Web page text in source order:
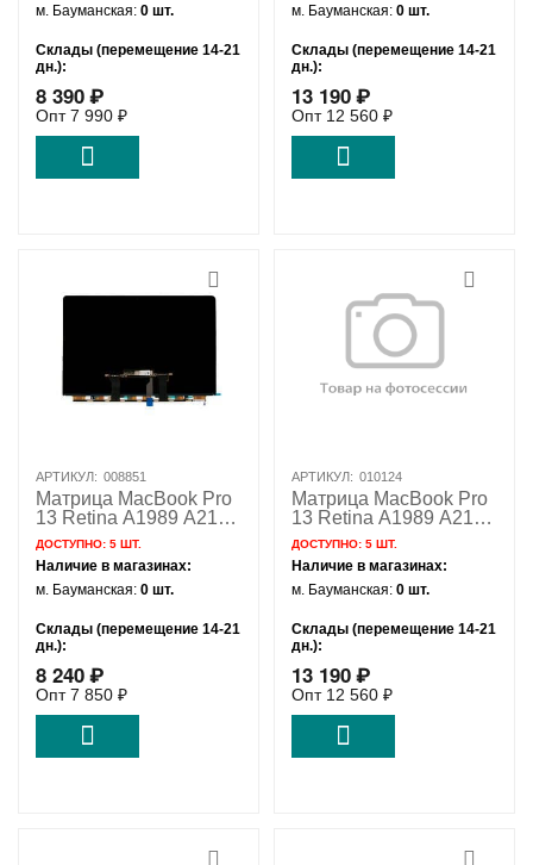
м. Бауманская:0 шт.
Склады (перемещение 14-21
дн.):
Удаленный склад:
8 390₽
Опт7 990 ₽
м. Бауманская:0 шт.
Склады (перемещение 14-21
дн.):
Удаленный склад:
13 190₽
Опт 12 560 ₽
АРТИКУЛ: 008851
Матрица MacBook Pro
13 Retina A1989 A2159
A2251 A2289 / AAA
ДОСТУПНО:5 ШТ.
Наличие в магазинах:
м. Бауманская:0 шт.
Склады (перемещение 14-21
дн.):
Удаленный склад:
8 240₽
Опт7 850 ₽
АРТИКУЛ: 010124
Матрица MacBook Pro
13 Retina A1989 A2159
A2251 A2289 / OEM
ДОСТУПНО:5 ШТ.
Наличие в магазинах:
м. Бауманская:0 шт.
Склады (перемещение 14-21
дн.):
Удаленный склад:
13 190₽
Опт 12 560 ₽